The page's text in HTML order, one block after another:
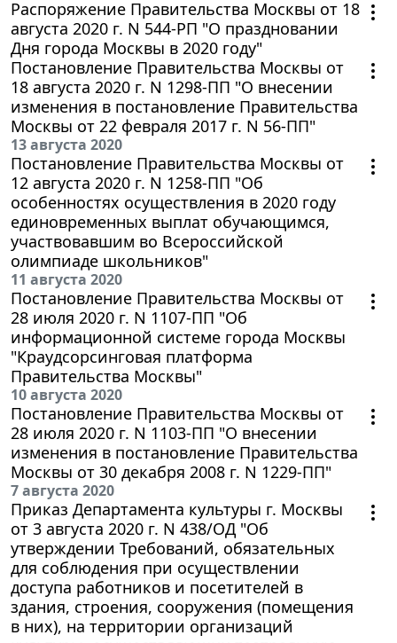
Распоряжение Правительства Москвы от 18
августа 2020 г. N 544-РП "О праздновании
Дня города Москвы в 2020 году"
Постановление Правительства Москвы от
18 августа 2020 г. N 1298-ПП "О внесении
изменения в постановление Правительства
Москвы от 22 февраля 2017 г. N 56-ПП"
13 августа 2020
Постановление Правительства Москвы от
12 августа 2020 г. N 1258-ПП "Об
особенностях осуществления в 2020 году
единовременных выплат обучающимся,
участвовавшим во Всероссийской
олимпиаде школьников"
11 августа 2020
Постановление Правительства Москвы от
28 июля 2020 г. N 1107-ПП "Об
информационной системе города Москвы
"Краудсорсинговая платформа
Правительства Москвы"
10 августа 2020
Постановление Правительства Москвы от
28 июля 2020 г. N 1103-ПП "О внесении
изменения в постановление Правительства
Москвы от 30 декабря 2008 г. N 1229-ПП"
7 августа 2020
Приказ Департамента культуры г. Москвы
от 3 августа 2020 г. N 438/ОД "Об
утверждении Требований, обязательных
для соблюдения при осуществлении
доступа работников и посетителей в
здания, строения, сооружения (помещения
в них), на территории организаций